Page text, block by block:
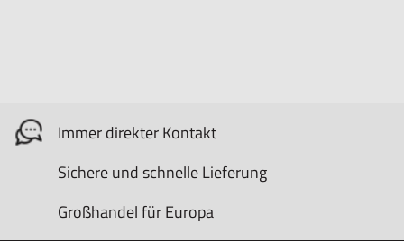
Immer direkter Kontakt
Sichere und schnelle Lieferung
Großhandel für Europa